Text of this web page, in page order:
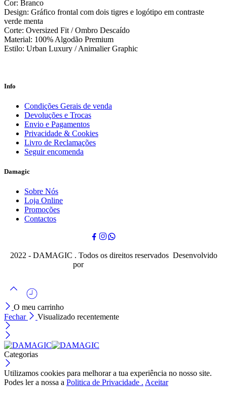
Cor: Branco
Design: Gráfico frontal com dois tigres e logótipo em contraste
verde menta
Corte: Oversized Fit / Ombro Descaído
Material: 100% Algodão Premium
Estilo: Urban Luxury / Animalier Graphic
Info
Condições Gerais de venda
Devoluções e Trocas
Envio e Pagamentos
Privacidade & Cookies
Livro de Reclamações
Seguir encomenda
Damagic
Sobre Nós
Loja Online
Promoções
Contactos
2022 - DAMAGIC . Todos os direitos reservados Desenvolvido
por
O meu carrinho
Fechar
Visualizado recentemente
Categorias
Utilizamos cookies para melhorar a tua experiência no nosso site.
Podes ler a nossa a Politica de Privacidade . Aceitar